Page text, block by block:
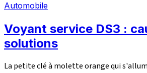
Automobile
Voyant service DS3 :
solutions
La petite clé à molette orange qui